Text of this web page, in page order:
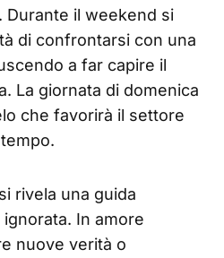
Durante il weekend si
di confrontarsi con una
a far capire il
La giornata di domenica
che favorirà il settore
rivela una guida
In amore
nuove verità o